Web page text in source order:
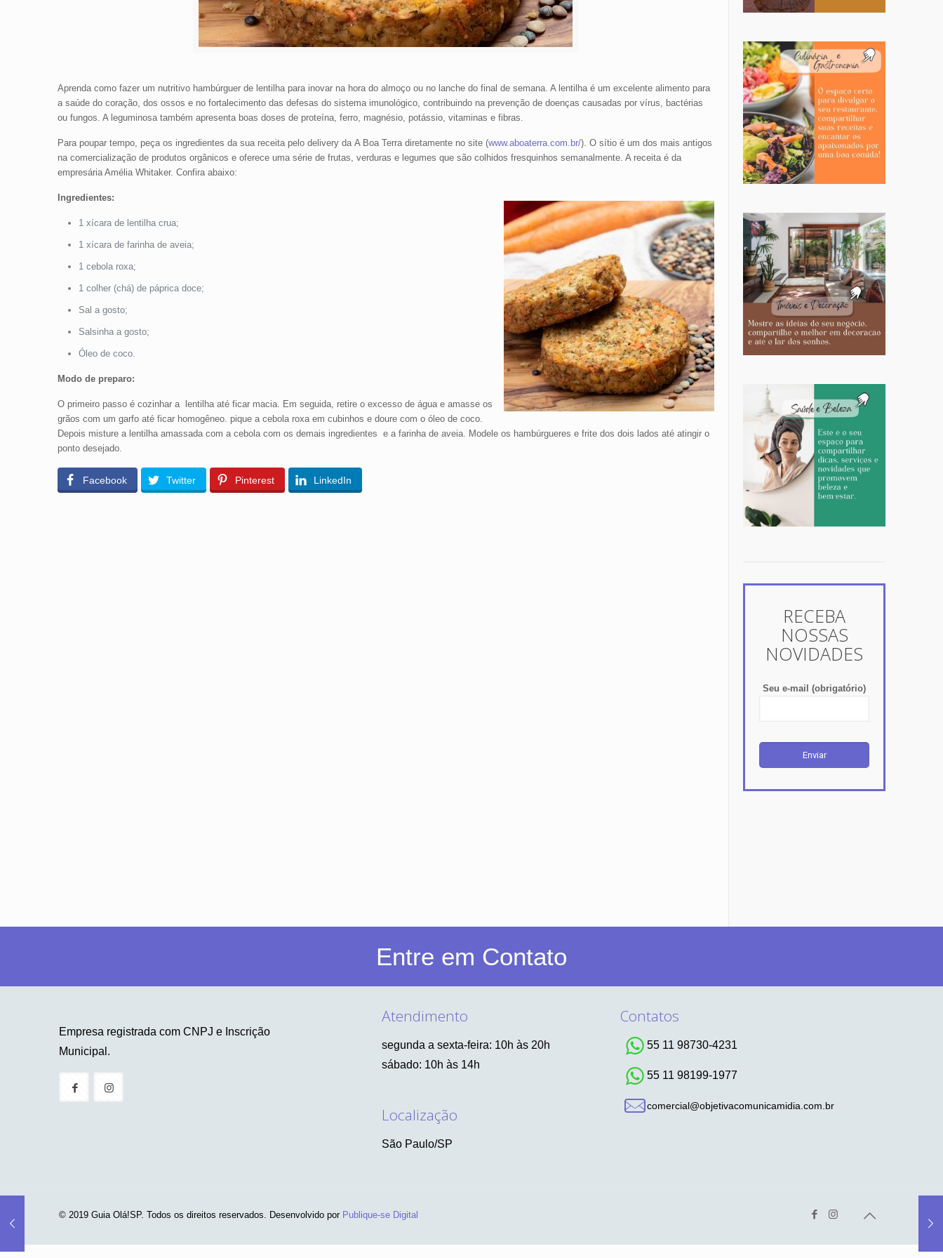
Aprenda como fazer um nutritivo hambúrguer de lentilha para inovar na hora do almoço ou no lanche do final de semana. A lentilha é um excelente alimento para
a saúde do coração, dos ossos e no fortalecimento das defesas do sistema imunológico, contribuindo na prevenção de doenças causadas por vírus, bactérias
ou fungos. A leguminosa também apresenta boas doses de proteína, ferro, magnésio, potássio, vitaminas e fibras.
Para poupar tempo, peça os ingredientes da sua receita pelo delivery da A Boa Terra diretamente no site (www.aboaterra.com.br/). O sítio é um dos mais antigos
na comercialização de produtos orgânicos e oferece uma série de frutas, verduras e legumes que são colhidos fresquinhos semanalmente. A receita é da
empresária Amélia Whitaker. Confira abaixo:
Ingredientes:
1 xícara de lentilha crua;
1 xícara de farinha de aveia;
1 cebola roxa;
1 colher (chá) de páprica doce;
Sal a gosto;
Salsinha a gosto;
Óleo de coco.
Modo de preparo:
O primeiro passo é cozinhar a lentilha até ficar macia. Em seguida, retire o excesso de água e amasse os
grãos com um garfo até ficar homogêneo. pique a cebola roxa em cubinhos e doure com o óleo de coco.
Depois misture a lentilha amassada com a cebola com os demais ingredientes e a farinha de aveia. Modele os hambúrgueres e frite dos dois lados até atingir o
ponto desejado.
Facebook Twitter Pinterest LinkedIn
RECEBA
NOSSAS
NOVIDADES
Seu e-mail (obrigatório)
Entre em Contato
Empresa registrada com CNPJ e Inscrição
Municipal.
Atendimento
segunda a sexta-feira: 10h às 20h
sábado: 10h às 14h
Localização
São Paulo/SP
Contatos
55 11 98730-4231
55 11 98199-1977
comercial@objetivacomunicamidia.com.br
© 2019 Guia Olá!SP. Todos os direitos reservados. Desenvolvido por Publique-se Digital